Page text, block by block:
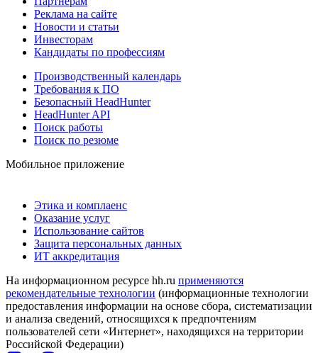
Реклама на сайте
Новости и статьи
Инвесторам
Кандидаты по профессиям
Производственный календарь
Требования к ПО
Безопасный HeadHunter
HeadHunter API
Поиск работы
Поиск по резюме
Мобильное приложение
Этика и комплаенс
Оказание услуг
Использование сайтов
Защита персональных данных
ИТ аккредитация
На информационном ресурсе hh.ru применяются
рекомендательные технологии (информационные технологии
предоставления информации на основе сбора, систематизации
и анализа сведений, относящихся к предпочтениям
пользователей сети «Интернет», находящихся на территории
Российской Федерации)